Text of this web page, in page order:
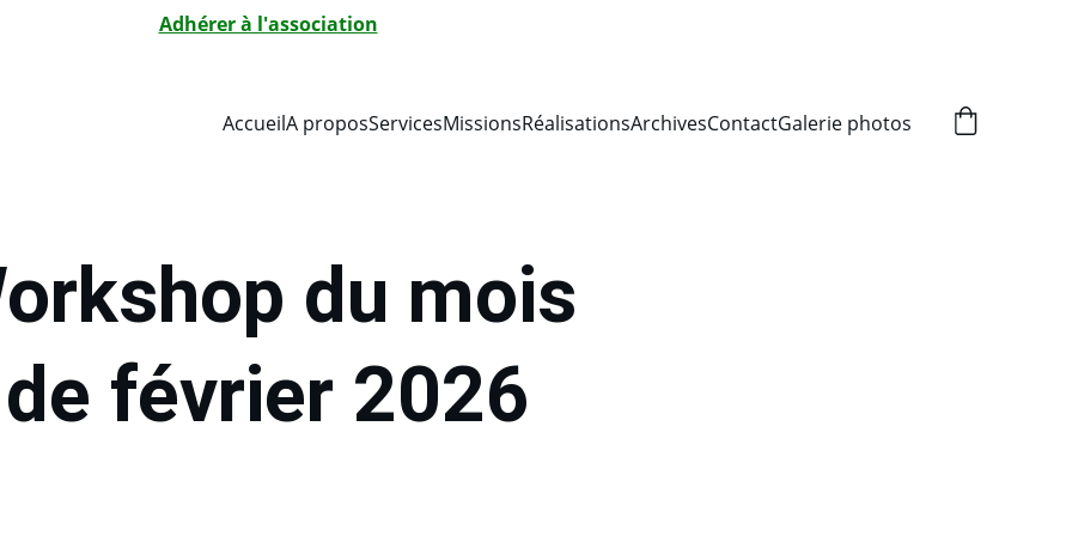
Adhérer à l'association
AccueilA proposServicesMissionsRéalisationsArchivesContactGalerie photos
du mois
de février 2026